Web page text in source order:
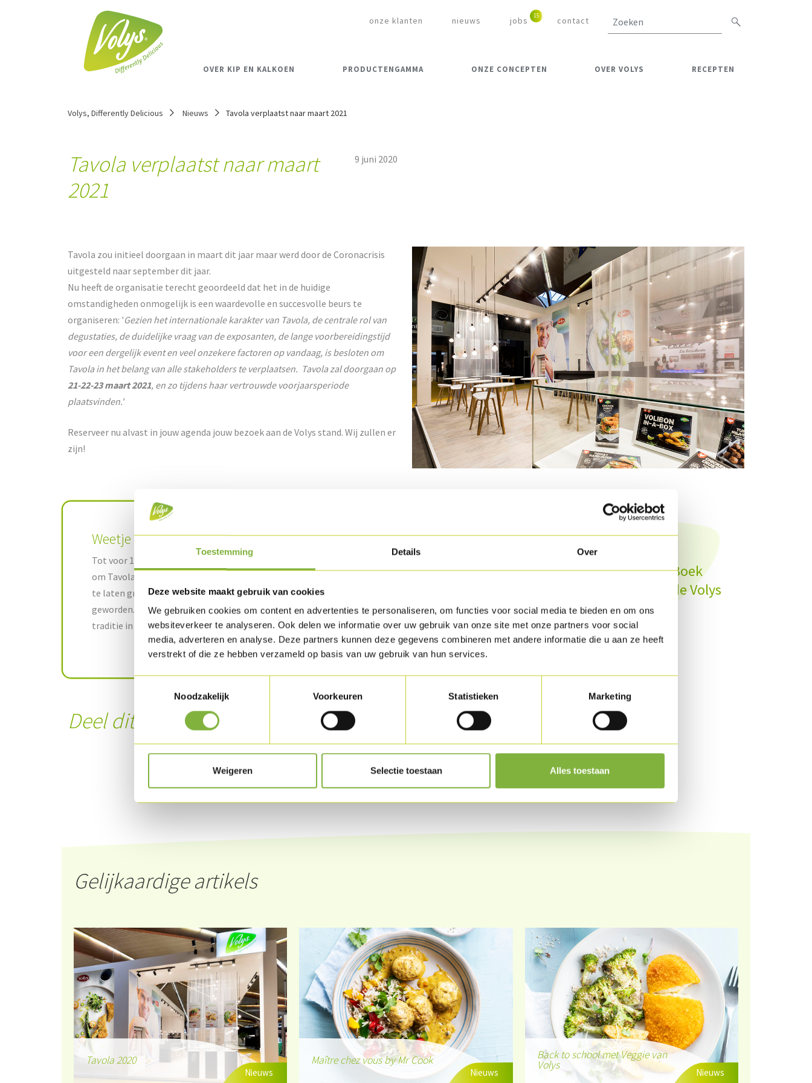
Toestemming Details Over
Deze website maakt gebruik van cookies
We gebruiken cookies om content en advertenties te personaliseren, om functies voor social media te bieden en om ons
websiteverkeer te analyseren. Ook delen we informatie over uw gebruik van onze site met onze partners voor social
media, adverteren en analyse. Deze partners kunnen deze gegevens combineren met andere informatie die u aan ze heeft
verstrekt of die ze hebben verzameld op basis van uw gebruik van hun services.
Toestemmingsselectie
Noodzakelijk
Voorkeuren Statistieken Marketing
Weigeren Selectie toestaan Alles toestaan
onze klanten nieuws jobs contact
OVER KIP EN KALKOEN PRODUCTENGAMMA ONZE CONCEPTEN OVER VOLYS RECEPTEN
Volys, Differently Delicious Nieuws Tavola verplaatst naar maart 2021
Tavola verplaatst naar maart
2021
9 juni 2020
Tavola zou initieel doorgaan in maart dit jaar maar werd door de Coronacrisis
uitgesteld naar september dit jaar.
Nu heeft de organisatie terecht geoordeeld dat het in de huidige
omstandigheden onmogelijk is een waardevolle en succesvolle beurs te
organiseren: 'Gezien het internationale karakter van Tavola, de centrale rol van
degustaties, de duidelijke vraag van de exposanten, de lange voorbereidingstijd
voor een dergelijk event en veel onzekere factoren op vandaag, is besloten om
Tavola in het belang van alle stakeholders te verplaatsen. Tavola zal doorgaan op
21-22-23 maart 2021, en zo tijdens haar vertrouwde voorjaarsperiode
plaatsvinden.'
Reserveer nu alvast in jouw agenda jouw bezoek aan de Volys stand. Wij zullen er
zijn!
Weetje
Tot voor 1996 vond Tavola in het najaar plaats. In 1996 werd beslist
om Tavola in het voorjaar te organiseren om de beurs internationaal
te laten groeien. Tavola is inmiddels een typische voorjaarsbeurs
geworden. Met de verschuiving van september naar maart wordt die
traditie in ere gehouden.
Wij zullen er bij zijn in maart 2021! Boek
alvast jouw agenda en een bezoek aan de Volys
stand'
Deel dit artikel
Deel via WhatsApp
Deel via mail
Gelijkaardige artikels
Nieuws
Tavola 2020
Nieuws
Maître chez vous by Mr Cook
Nieuws
Back to school met Veggie van
Volys